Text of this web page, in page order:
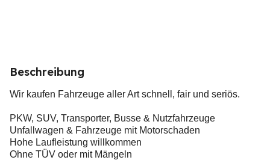
Beschreibung
Wir kaufen Fahrzeuge aller Art schnell, fair und seriös.
PKW, SUV, Transporter, Busse & Nutzfahrzeuge
Unfallwagen & Fahrzeuge mit Motorschaden
Hohe Laufleistung willkommen
Ohne TÜV oder mit Mängeln